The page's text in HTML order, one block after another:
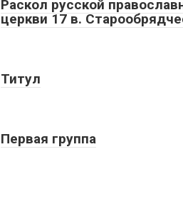
Раскол русской
церкви 17 в.
Титул
Первая группа